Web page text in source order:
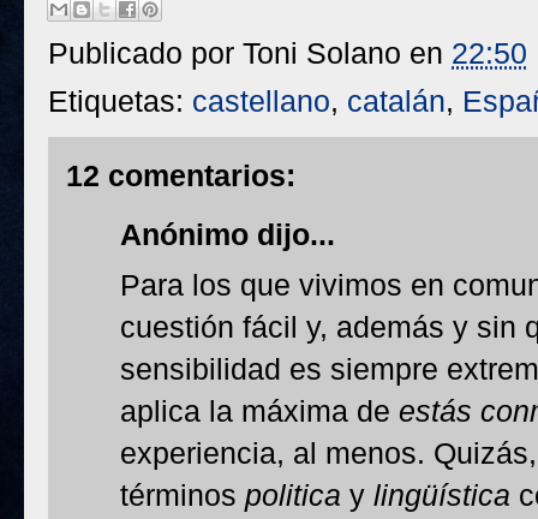
Publicado por Toni Solano en 22:50
Etiquetas: castellano, catalán,
12 comentarios:
Anónimo dijo...
Para los que vivimos en
cuestión fácil y, además y sin
sensibilidad es siempre
aplica la máxima de estás
experiencia, al menos.
términos politica y lingüística